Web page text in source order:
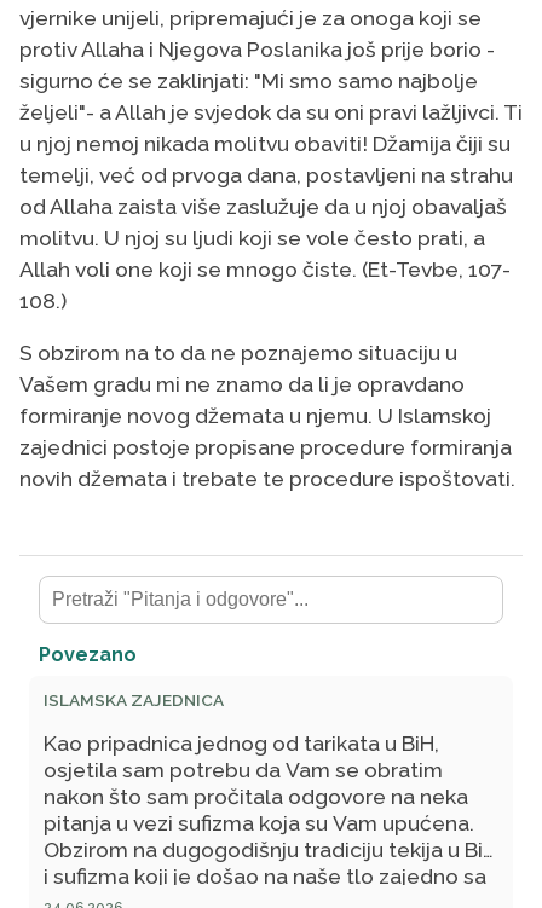
vjernike unijeli, pripremajući je za onoga koji se
protiv Allaha i Njegova Poslanika još prije borio -
sigurno će se zaklinjati: "Mi smo samo najbolje
željeli"- a Allah je svjedok da su oni pravi lažljivci. Ti
u njoj nemoj nikada molitvu obaviti! Džamija čiji su
temelji, već od prvoga dana, postavljeni na strahu
od Allaha zaista više zaslužuje da u njoj obavaljaš
molitvu. U njoj su ljudi koji se vole često prati, a
Allah voli one koji se mnogo čiste. (Et-Tevbe, 107-
108.)
S obzirom na to da ne poznajemo situaciju u
Vašem gradu mi ne znamo da li je opravdano
formiranje novog džemata u njemu. U Islamskoj
zajednici postoje propisane procedure formiranja
novih džemata i trebate te procedure ispoštovati.
Povezano
ISLAMSKA ZAJEDNICA
Kao pripadnica jednog od tarikata u BiH,
osjetila sam potrebu da Vam se obratim
nakon što sam pročitala odgovore na neka
pitanja u vezi sufizma koja su Vam upućena.
Obzirom na dugogodišnju tradiciju tekija u BiH
i sufizma koji je došao na naše tlo zajedno sa